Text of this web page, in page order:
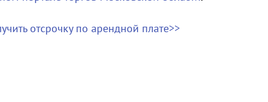
отсрочку по арендной плате>>